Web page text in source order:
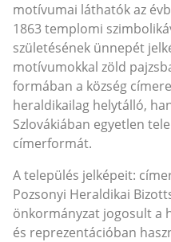
motívumai láthatók az
1863 templomi
születésének ünnepét
motívumokkal zöld
formában a község
heraldikailag helytálló,
Szlovákiában egyetlen
címerformát.
A település jelképeit:
Pozsonyi Heraldikai
önkormányzat jogosult a
és reprezentációban